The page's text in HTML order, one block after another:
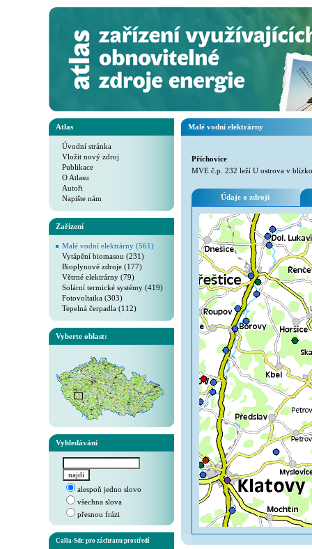
Atlas
Úvodní stránka
Vložit nový zdroj
Publikace
O Atlasu
Autoři
Napište nám
Zařízení
Malé vodní elektrárny (561)
Vytápění biomasou (231)
Bioplynové zdroje (177)
Větrné elektrárny (79)
Solární termické systémy (419)
Fotovoltaika (303)
Tepelná čerpadla (112)
Vyberte oblast:
Vyhledávání
alespoň jedno slovo
všechna slova
přesnou frázi
Calla-Sdr. pro záchranu prostředí
Malé vodní elektrárny
Příchovice
MVE č.p. 232 leží U ostrova v
Údaje o zdroji